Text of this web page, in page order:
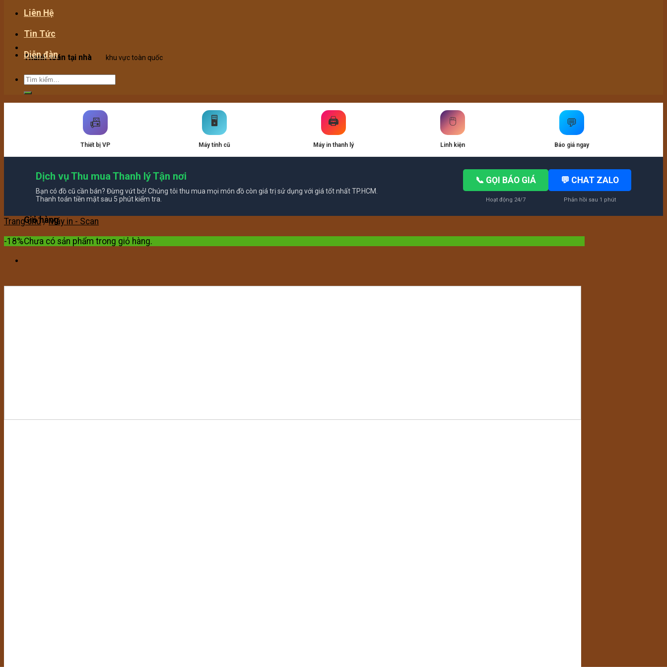
Thanh toán tại nhà khu vực toàn quốc
0907.02.99.68 tư vấn 24/7 miễn phí
Giao hàng toàn quốc ship COD tận nhà
Giỏ hàng /0₫
Giỏ hàng
Chưa có sản phẩm trong giỏ hàng.
Liên Hệ
Tin Tức
Diễn đàn
📠
Thiết bị VP
🖥️
Máy tính cũ
🖨️
Máy in thanh lý
🖱️
Linh kiện
💬
Báo giá ngay
Dịch vụ Thu mua Thanh lý Tận nơi
Bạn có đồ cũ cần bán? Đừng vứt bỏ! Chúng tôi thu mua mọi món đồ còn giá trị sử dụng với giá tốt nhất TP.HCM.
Thanh toán tiền mặt sau 5 phút kiểm tra.
📞 GỌI BÁO GIÁ
Hoạt động 24/7
💬 CHAT ZALO
Phản hồi sau 1 phút
Trang chủ / Máy in - Scan
-18%